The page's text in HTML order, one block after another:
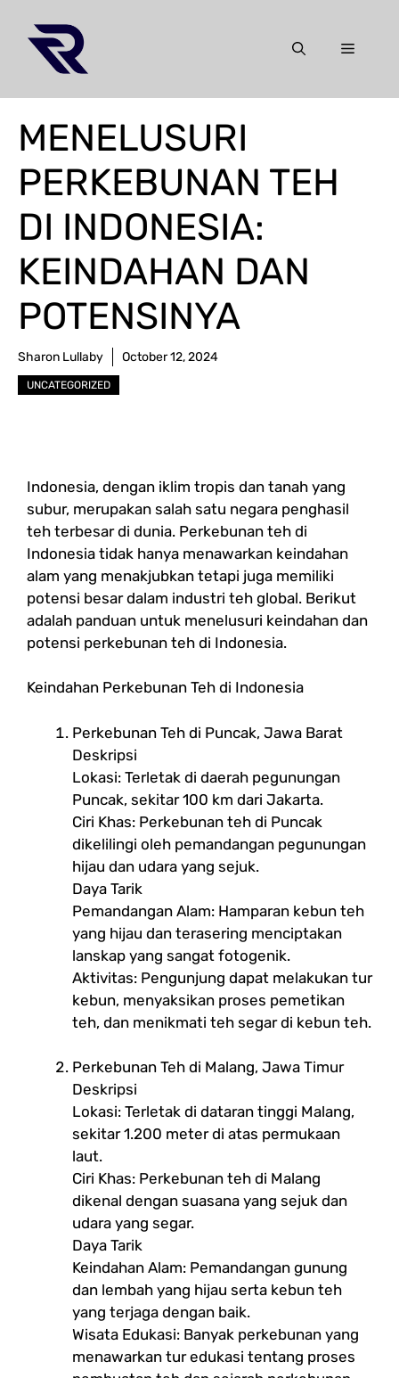
content
Menu
MENELUSURI
PERKEBUNAN TEH
DI INDONESIA:
KEINDAHAN DAN
POTENSINYA
Sharon Lullaby October 12, 2024
UNCATEGORIZED
Indonesia, dengan iklim tropis dan tanah yang
subur, merupakan salah satu negara penghasil
teh terbesar di dunia. Perkebunan teh di
Indonesia tidak hanya menawarkan keindahan
alam yang menakjubkan tetapi juga memiliki
potensi besar dalam industri teh global. Berikut
adalah panduan untuk menelusuri keindahan dan
potensi perkebunan teh di Indonesia.
Keindahan Perkebunan Teh di Indonesia
Perkebunan Teh di Puncak, Jawa Barat
Deskripsi
Lokasi: Terletak di daerah pegunungan
Puncak, sekitar 100 km dari Jakarta.
Ciri Khas: Perkebunan teh di Puncak
dikelilingi oleh pemandangan pegunungan
hijau dan udara yang sejuk.
Daya Tarik
Pemandangan Alam: Hamparan kebun teh
yang hijau dan terasering menciptakan
lanskap yang sangat fotogenik.
Aktivitas: Pengunjung dapat melakukan tur
kebun, menyaksikan proses pemetikan
teh, dan menikmati teh segar di kebun teh.
Perkebunan Teh di Malang, Jawa Timur
Deskripsi
Lokasi: Terletak di dataran tinggi Malang,
sekitar 1.200 meter di atas permukaan
laut.
Ciri Khas: Perkebunan teh di Malang
dikenal dengan suasana yang sejuk dan
udara yang segar.
Daya Tarik
Keindahan Alam: Pemandangan gunung
dan lembah yang hijau serta kebun teh
yang terjaga dengan baik.
Wisata Edukasi: Banyak perkebunan yang
menawarkan tur edukasi tentang proses